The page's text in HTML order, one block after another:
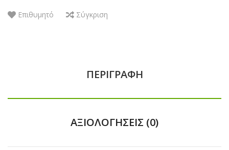
Επιθυμητό Σύγκριση
ΠΕΡΙΓΡΑΦΉ
ΑΞΙΟΛΟΓΉΣΕΙΣ (0)